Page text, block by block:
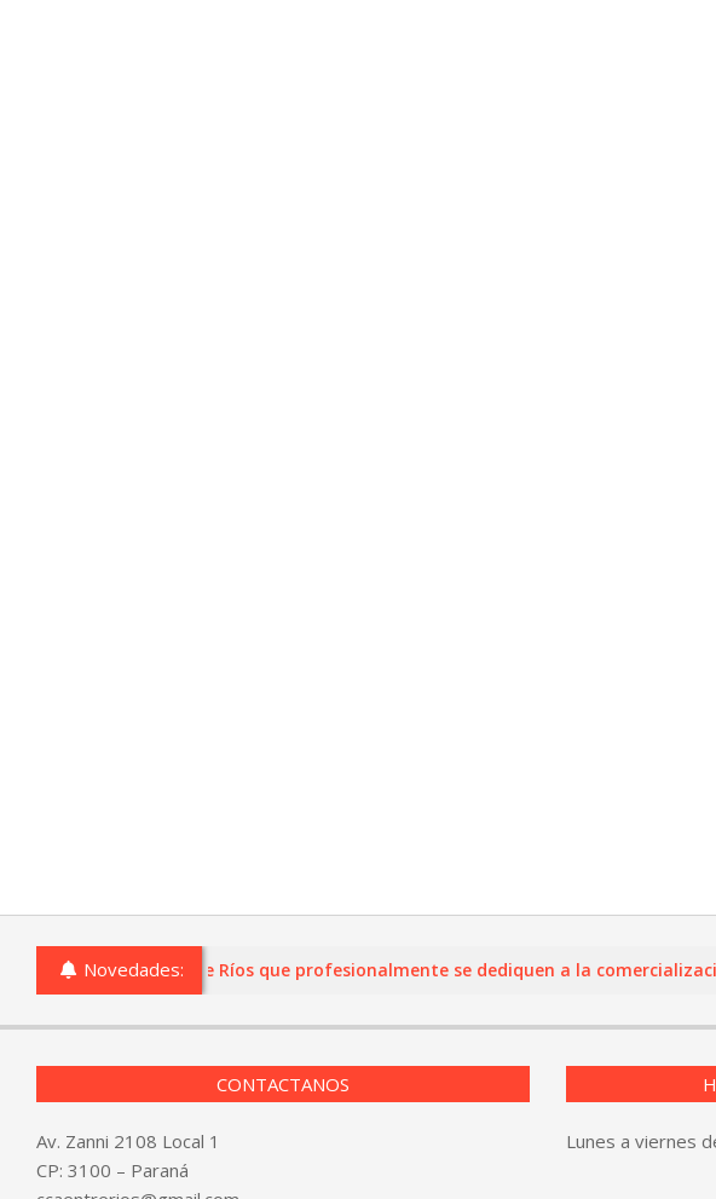
Novedades:
comercios de Entre Ríos que profesionalmente se dediquen a la
CONTACTANOS
Av. Zanni 2108 Local 1
CP: 3100 – Paraná
Lunes a viernes